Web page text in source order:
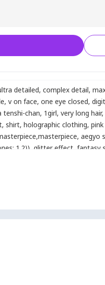
detailed, complex detail,
, v on face, one eye closed,
tenshi-chan, 1girl, very long hair,
, shirt, holographic clothing, pink
,masterpiece, aegyo
1.2)) glitter effect fantasy